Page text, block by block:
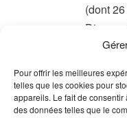
Pour offrir les meilleures
telles que les cookies pour
appareils. Le fait de
des données telles que le
(dont
Plus